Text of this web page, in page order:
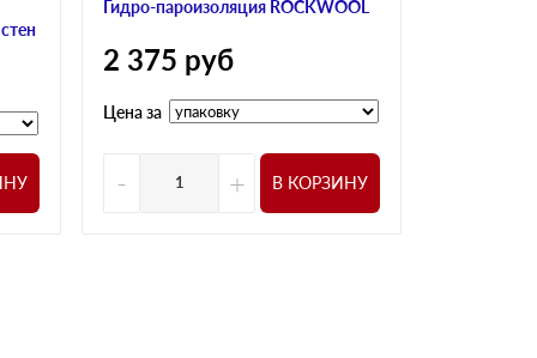
Гидро-пароизоляция ROCKWOOL
2 375 руб
Цена за
- + В КОРЗИНУ